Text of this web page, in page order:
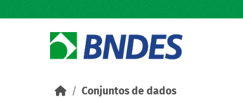
Conjuntos de dados